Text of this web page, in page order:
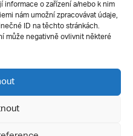
o zařízení a/nebo k nim
nám umožní zpracovávat údaje,
ID na těchto stránkách.
může negativně ovlivnit některé
uchazeče
řízení
kurzy